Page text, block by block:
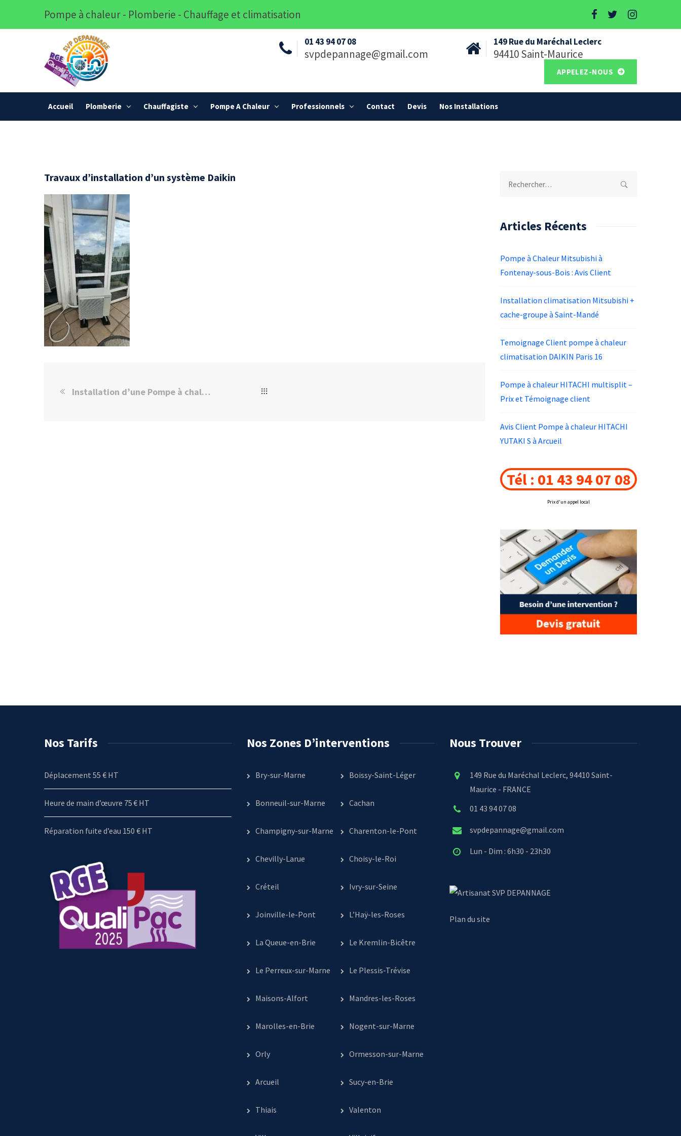
Pompe à chaleur - Plomberie - Chauffage et climatisation
01 43 94 07 08
svpdepannage@gmail.com
149 Rue du Maréchal Leclerc
94410 Saint-Maurice
APPELEZ-NOUS
Accueil Plomberie Chauffagiste Pompe A Chaleur Professionnels Contact Devis Nos Installations
Travaux d’installation d’un système Daikin
Installation d’une Pompe à chaleur Daikin à Joinville-le-Pont
Rechercher :
Articles Récents
Pompe à Chaleur Mitsubishi à
Fontenay-sous-Bois : Avis Client
Installation climatisation Mitsubishi +
cache-groupe à Saint-Mandé
Temoignage Client pompe à chaleur
climatisation DAIKIN Paris 16
Pompe à chaleur HITACHI multisplit –
Prix et Témoignage client
Avis Client Pompe à chaleur HITACHI
YUTAKI S à Arcueil
Tél : 01 43 94 07 08
Prix d'un appel local
Nos Tarifs
Déplacement 55 € HT
Heure de main d’œuvre 75 € HT
Réparation fuite d’eau 150 € HT
Nos Zones D’interventions
Bry-sur-Marne Boissy-Saint-Léger
Bonneuil-sur-Marne Cachan
Champigny-sur-Marne Charenton-le-Pont
Chevilly-Larue Choisy-le-Roi
Créteil Ivry-sur-Seine
Joinville-le-Pont L’Haÿ-les-Roses
La Queue-en-Brie Le Kremlin-Bicêtre
Le Perreux-sur-Marne Le Plessis-Trévise
Maisons-Alfort Mandres-les-Roses
Marolles-en-Brie Nogent-sur-Marne
Orly Ormesson-sur-Marne
Arcueil Sucy-en-Brie
Thiais Valenton
Nous Trouver
149 Rue du Maréchal Leclerc, 94410 Saint-
Maurice - FRANCE
01 43 94 07 08
svpdepannage@gmail.com
Lun - Dim : 6h30 - 23h30
SVP DEPANNAGE
Plan du site